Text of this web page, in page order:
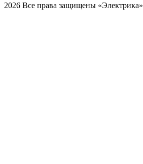
2026 Все права защищены «Электрика»